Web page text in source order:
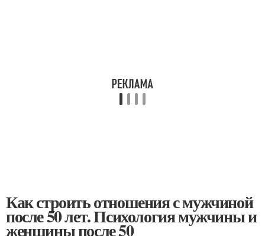
Как строить отношения с мужчиной
после 50 лет. Психология мужчины и
женщины после 50